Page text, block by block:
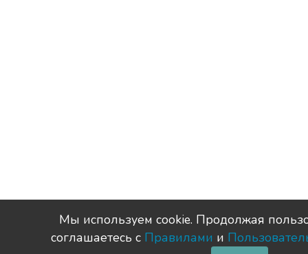
Мы используем сookie. Продолжая
соглашаетесь с Правилами и